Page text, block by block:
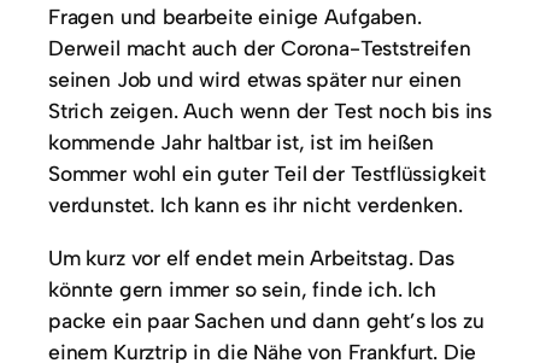
Fragen und bearbeite einige Aufgaben.
Derweil macht auch der Corona-Teststreifen
seinen Job und wird etwas später nur einen
Strich zeigen. Auch wenn der Test noch bis ins
kommende Jahr haltbar ist, ist im heißen
Sommer wohl ein guter Teil der Testflüssigkeit
verdunstet. Ich kann es ihr nicht verdenken.
Um kurz vor elf endet mein Arbeitstag. Das
könnte gern immer so sein, finde ich. Ich
packe ein paar Sachen und dann geht’s los zu
einem Kurztrip in die Nähe von Frankfurt. Die